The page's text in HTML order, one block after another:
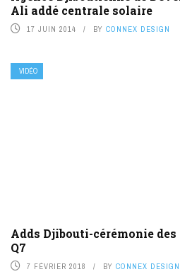
Ali addé centrale solaire
17 JUIN 2014 BY CONNEX DESIGN
VIDÉO
Adds Djibouti-cérémonie
Q7
7 FÉVRIER 2018 BY CONNEX DESIGN